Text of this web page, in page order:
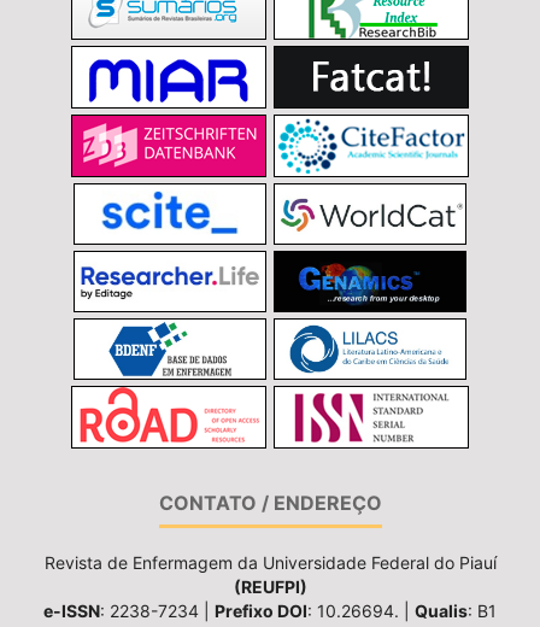
CONTATO / ENDEREÇO
Revista de Enfermagem da Universidade Federal do Piauí
(REUFPI)
e-ISSN: 2238-7234 | Prefixo DOI: 10.26694. | Qualis: B1